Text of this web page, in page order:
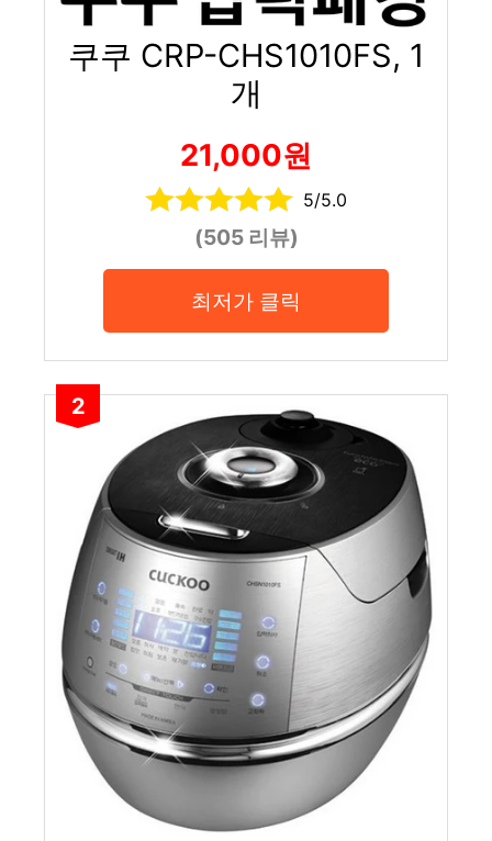
쿠쿠 CRP-CHS1010FS, 1
개
21,000원
5/5.0
(505 리뷰)
최저가 클릭
2